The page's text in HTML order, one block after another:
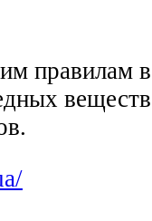
правилам